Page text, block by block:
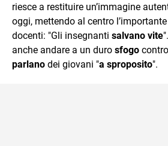
riesce a restituire un’immagine
oggi, mettendo al centro
docenti: "Gli insegnanti salvano vite
anche andare a un duro sfogo
parlano dei giovani "a sproposito".